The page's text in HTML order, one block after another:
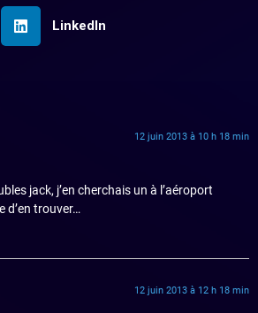
LinkedIn
12 juin 2013 à 10 h 18 min
jack, j’en cherchais un à l’aéroport
d’en trouver…
12 juin 2013 à 12 h 18 min